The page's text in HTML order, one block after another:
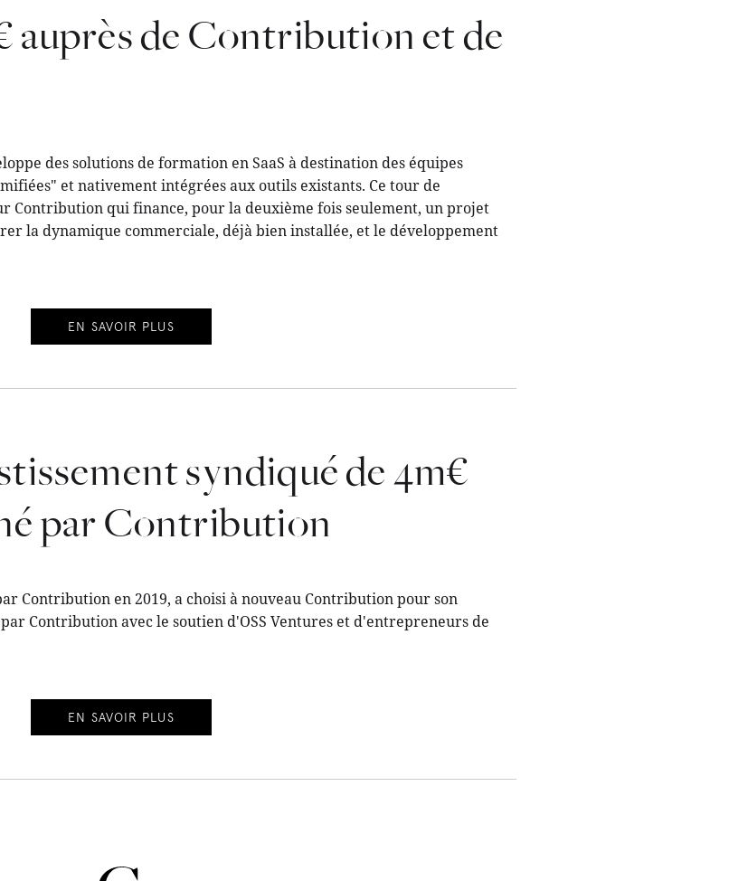
auprès de Contribution et de
des solutions de formation en SaaS à destination des équipes
et nativement intégrées aux outils existants. Ce tour de
Contribution qui finance, pour la deuxième fois seulement, un projet
la dynamique commerciale, déjà bien installée, et le développement
EN SAVOIR PLUS
syndiqué de 4m€
par Contribution
Contribution en 2019, a choisi à nouveau Contribution pour son
Contribution avec le soutien d'OSS Ventures et d'entrepreneurs de
EN SAVOIR PLUS